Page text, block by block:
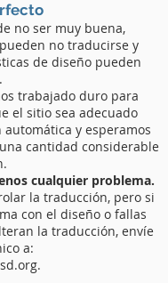
no ser muy buena,
no traducirse y
de diseño pueden
trabajado duro para
el sitio sea adecuado
y esperamos
cantidad considerable
cualquier problema.
la traducción, pero si
con el diseño o fallas
la traducción, envíe
a: